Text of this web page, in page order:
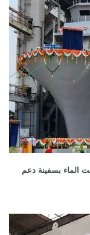
الماء بسفينة دعم